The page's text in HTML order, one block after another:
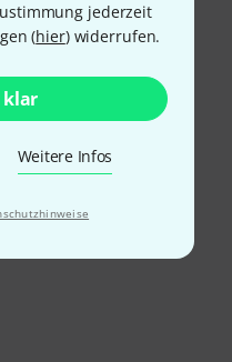
jederzeit
(hier) widerrufen.
klar
Weitere Infos